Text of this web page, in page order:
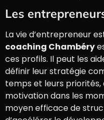
Les
La vie d’entrepreneur
coaching Chambéry
ces profils. Il peut les
définir leur stratégie
temps et leurs
motivation dans les
moyen efficace de